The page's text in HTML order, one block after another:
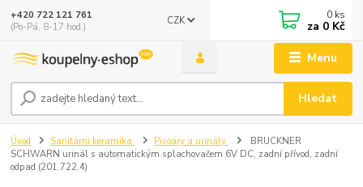
Menu
CZK
Hledat
+420 722 121 761
(Po-Pá, 8-17 hod.)
0 ks
za 0 Kč
Úvod Sanitárni keramika Pisoáry a urinály
BRUCKNER
SCHWARN urinál s automatickým splachovačem 6V DC, zadní přívod, zadní
odpad (201.722.4)